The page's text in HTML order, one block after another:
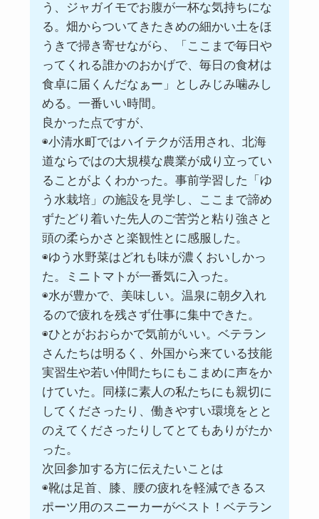
う、ジャガイモでお腹が一杯な気持ちにな
る。畑からついてきたきめの細かい土をほ
うきで掃き寄せながら、「ここまで毎日や
ってくれる誰かのおかげで、毎日の食材は
食卓に届くんだなぁー」としみじみ噛みし
める。一番いい時間。
良かった点ですが、
◉小清水町ではハイテクが活用され、北海
道ならではの大規模な農業が成り立ってい
ることがよくわかった。事前学習した「ゆ
う水栽培」の施設を見学し、ここまで諦め
ずたどり着いた先人のご苦労と粘り強さと
頭の柔らかさと楽観性とに感服した。
◉ゆう水野菜はどれも味が濃くおいしかっ
た。ミニトマトが一番気に入った。
◉水が豊かで、美味しい。温泉に朝夕入れ
るので疲れを残さず仕事に集中できた。
◉ひとがおおらかで気前がいい。ベテラン
さんたちは明るく、外国から来ている技能
実習生や若い仲間たちにもこまめに声をか
けていた。同様に素人の私たちにも親切に
してくださったり、働きやすい環境をとと
のえてくださったりしてとてもありがたか
った。
次回参加する方に伝えたいことは
◉靴は足首、膝、腰の疲れを軽減できるス
ポーツ用のスニーカーがベスト！ベテラン